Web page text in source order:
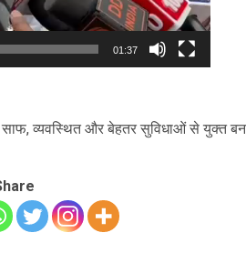
01:37
साफ, व्यवस्थित और बेहतर सुविधाओं से युक्त